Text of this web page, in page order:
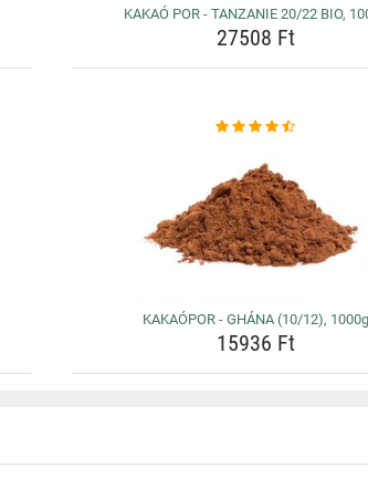
KAKAÓ POR - TANZANIE 20/22 BIO,
27508 Ft
KAKAÓPOR - GHÁNA (10/12), 1000g
15936 Ft